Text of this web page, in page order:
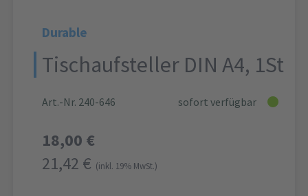
Durable
Tischaufsteller DIN A4, 1St
Art.-Nr. 240-646 sofort verfügbar
18,00 €
21,42 € (inkl. 19% MwSt.)